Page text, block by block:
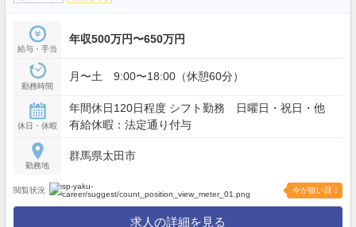
給与・手当
年収500万円〜650万円
勤務時間
月〜土 9:00〜18:00（休憩60分）
休日・休暇
年間休日120日程度 シフト勤務 日曜日・祝日・他
有給休暇：法定通り付与
勤務地
群馬県太田市
閲覧状況 今が狙い目！
求人の詳細を見る